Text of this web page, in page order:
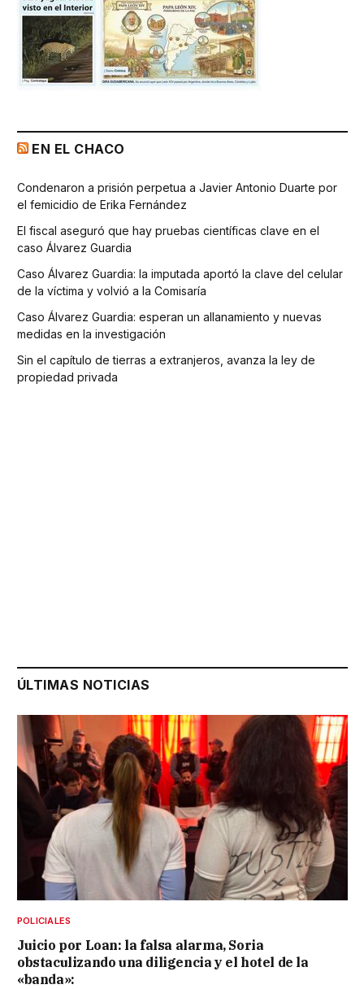
EN EL CHACO
Condenaron a prisión perpetua a Javier Antonio Duarte por
el femicidio de Erika Fernández
El fiscal aseguró que hay pruebas científicas clave en el
caso Álvarez Guardia
Caso Álvarez Guardia: la imputada aportó la clave del celular
de la víctima y volvió a la Comisaría
Caso Álvarez Guardia: esperan un allanamiento y nuevas
medidas en la investigación
Sin el capítulo de tierras a extranjeros, avanza la ley de
propiedad privada
ÚLTIMAS NOTICIAS
POLICIALES
Juicio por Loan: la falsa alarma, Soria
obstaculizando una diligencia y el hotel de la
«banda»: